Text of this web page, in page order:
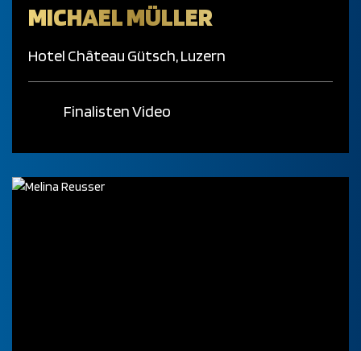
MICHAEL MÜLLER
Hotel Château Gütsch, Luzern
Finalisten Video